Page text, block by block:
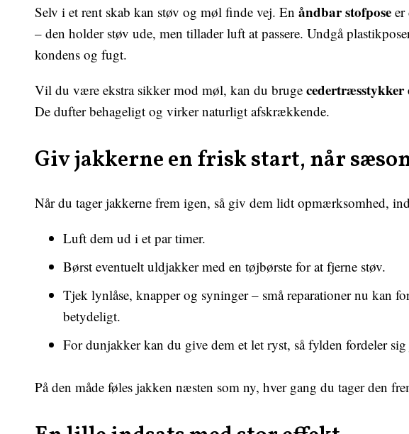
Selv i et rent skab kan støv og møl finde vej. En åndbar stofpose er
– den holder støv ude, men tillader luft at passere. Undgå
kondens og fugt.
Vil du være ekstra sikker mod møl, kan du bruge cedertræsstykker
De dufter behageligt og virker naturligt afskrækkende.
Giv jakkerne en frisk start, når
Når du tager jakkerne frem igen, så giv dem lidt opmærksomhed,
Luft dem ud i et par timer.
Børst eventuelt uldjakker med en tøjbørste for at fjerne støv.
Tjek lynlåse, knapper og syninger – små reparationer nu kan
betydeligt.
For dunjakker kan du give dem et let ryst, så fylden fordeler
På den måde føles jakken næsten som ny, hver gang du tager den